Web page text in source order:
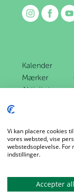
Menu
Kalender
Mærker
Aktiviteter
Vi kan placere cookies
vores websted, vise
webstedsoplevelse. For
indstillinger.
Accepter